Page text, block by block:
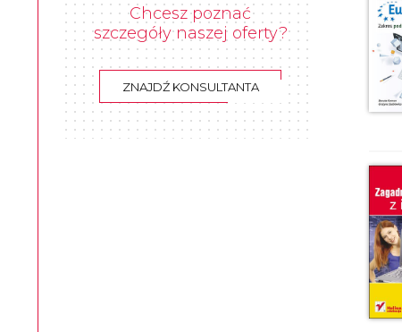
Chcesz poznać
szczegóły naszej oferty?
ZNAJDŹ KONSULTANTA